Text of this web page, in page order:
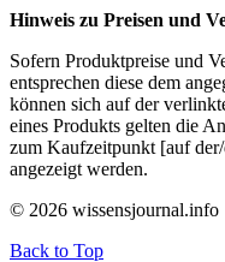
Hinweis zu Preisen und
Sofern Produktpreise und
entsprechen diese dem
können sich auf der
eines Produkts gelten die
zum Kaufzeitpunkt [auf
angezeigt werden.
© 2026 wissensjournal.info
Back to Top